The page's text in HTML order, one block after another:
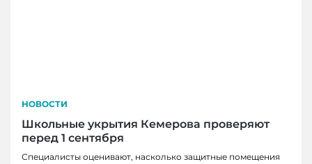
НОВОСТИ
Школьные укрытия Кемерова проверяют
перед 1 сентября
Специалисты оценивают, насколько защитные помещения